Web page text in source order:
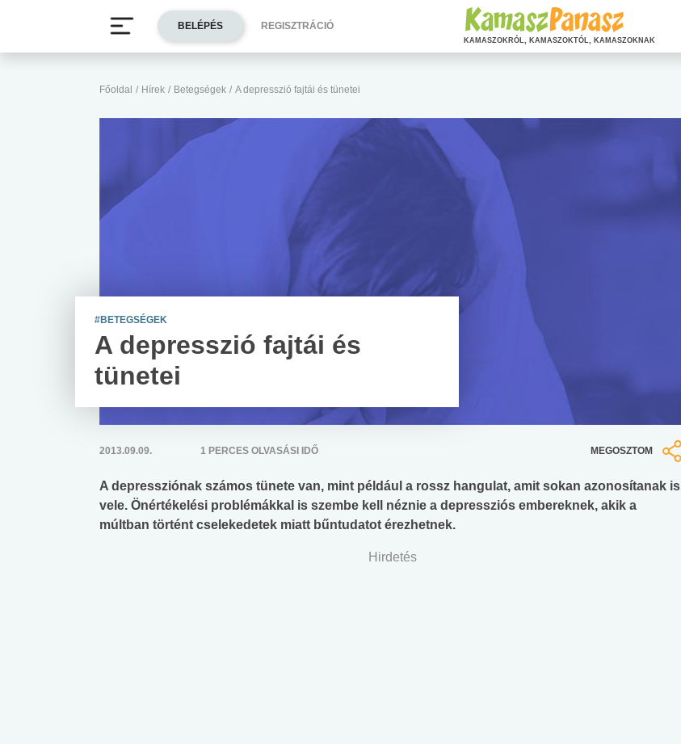
Főoldal / Hírek / Betegségek / A depresszió fajtái és tünetei
#BETEGSÉGEK
A depresszió fajtái és
tünetei
2013.09.09. 1 PERCES OLVASÁSI IDŐ MEGOSZTOM
A depressziónak számos tünete van, mint például a rossz hangulat, amit sokan azonosítanak is
vele. Önértékelési problémákkal is szembe kell néznie a depressziós embereknek, akik a
múltban történt cselekedetek miatt bűntudatot érezhetnek.
Hirdetés
BELÉPÉS REGISZTRÁCIÓ
KAMASZOKRÓL, KAMASZOKTÓL, KAMASZOKNAK